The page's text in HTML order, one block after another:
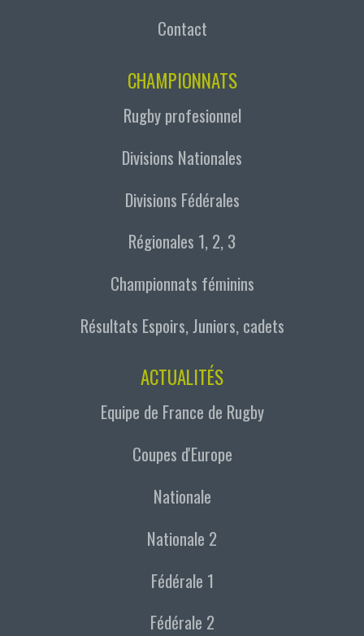
Contact
CHAMPIONNATS
Rugby profesionnel
Divisions Nationales
Divisions Fédérales
Régionales 1, 2, 3
Championnats féminins
Résultats Espoirs, Juniors, cadets
ACTUALITÉS
Equipe de France de Rugby
Coupes d'Europe
Nationale
Nationale 2
Fédérale 1
Fédérale 2